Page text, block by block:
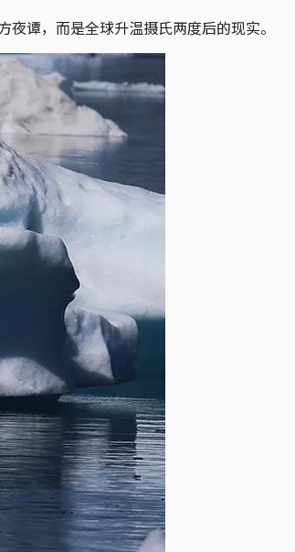
谭，而是全球升温摄氏两度后的现实。